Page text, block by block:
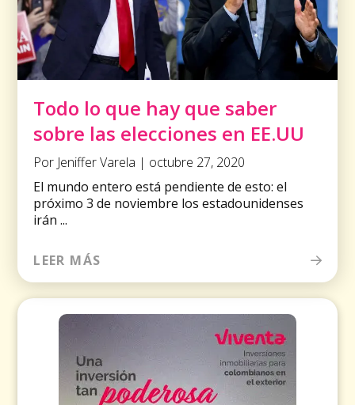
Todo lo que hay que saber
sobre las elecciones en EE.UU
Por Jeniffer Varela | octubre 27, 2020
El mundo entero está pendiente de esto: el
próximo 3 de noviembre los estadounidenses
irán ...
LEER MÁS